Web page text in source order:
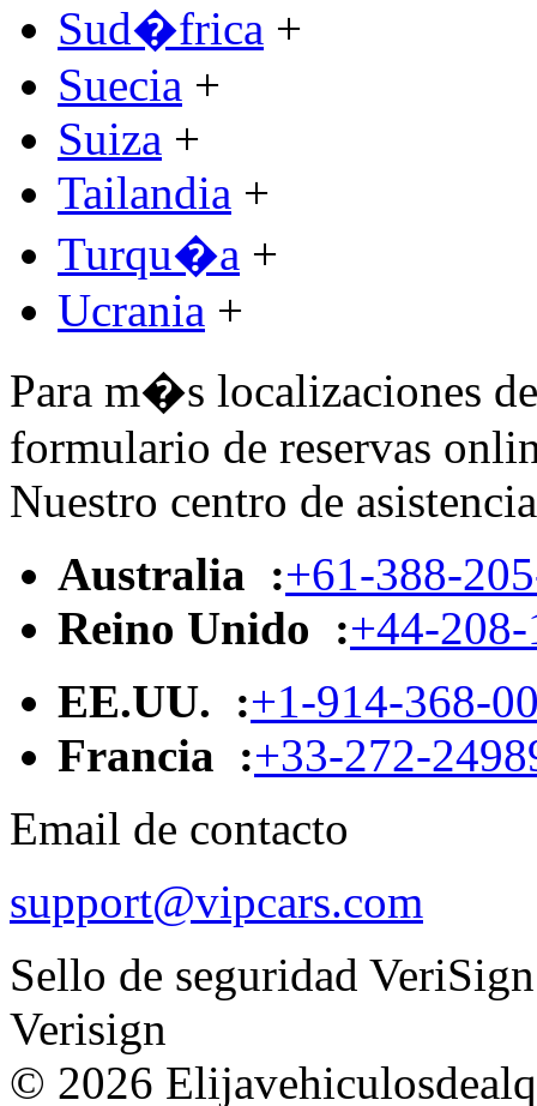
Sud�frica +
Suecia +
Suiza +
Tailandia +
Turqu�a +
Ucrania +
Para m�s localizaciones
formulario de reservas
Nuestro centro de asistencia
Australia :+61-388-
Reino Unido :+44-
EE.UU. :+1-914-368-
Francia :+33-272-
Email de contacto
support@vipcars.com
Sello de seguridad VeriSign
Verisign
© 2026